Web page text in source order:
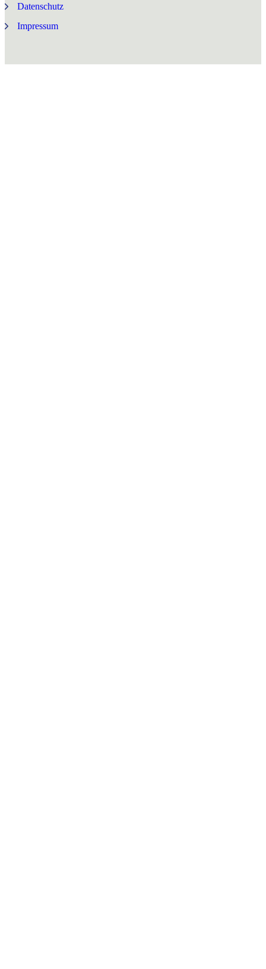
Datenschutz
Impressum